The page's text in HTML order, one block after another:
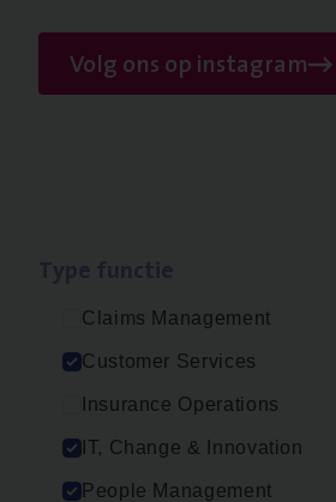
Volg ons op instagram
Claims Management
Customer Services
Insurance Operations
IT, Change & Innovation
People Management